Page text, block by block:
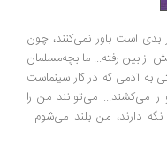
باور نمی‌کنند، چون
ما بچه‌مسلمان
که در کار سینماست
می‌توانند من را
من بلند می‌شوم...